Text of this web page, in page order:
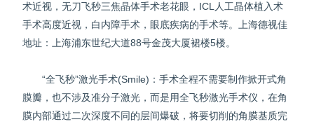
术近视，无刀飞秒三焦晶体手术老花眼，ICL人工晶体植入术
手术高度近视，白内障手术，眼底疾病的手术等。上海德视佳
地址：上海浦东世纪大道88号金茂大厦裙楼5楼。
“全飞秒”激光手术(Smile)：手术全程不需要制作掀开式角
膜瓣，也不涉及准分子激光，而是用全飞秒激光手术仪，在角
膜内部通过二次深度不同的层间爆破，将要切削的角膜基质完